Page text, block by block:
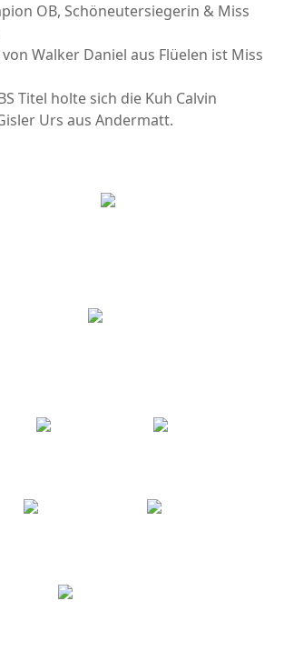
OB, Schöneutersiegerin & Miss
Walker Daniel aus Flüelen ist Miss
Titel holte sich die Kuh Calvin
Urs aus Andermatt.